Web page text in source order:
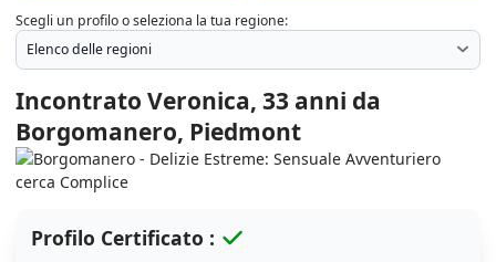
Scegli un profilo o seleziona la tua regione:
Incontrato Veronica, 33 anni da
Borgomanero, Piedmont
Profilo Certificato :